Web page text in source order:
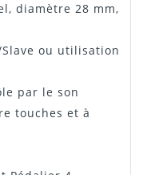
diamètre 28 mm,
ou utilisation
par le son
touches et à